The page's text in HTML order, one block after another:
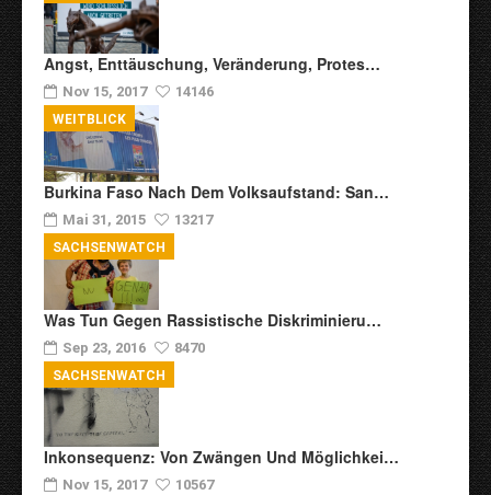
Angst, Enttäuschung, Veränderung, Protes…
Nov 15, 2017 14146
Burkina Faso Nach Dem Volksaufstand: San…
Mai 31, 2015 13217
WEITBLICK
Was Tun Gegen Rassistische Diskriminieru…
Sep 23, 2016 8470
SACHSENWATCH
Inkonsequenz: Von Zwängen Und Möglichkei…
Nov 15, 2017 10567
SACHSENWATCH